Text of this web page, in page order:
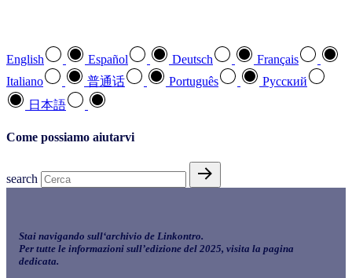
English Español Deutsch
Français
Italiano
普通话 Português
Pусский
日本語
Come possiamo aiutarvi
search
Stai navigando sull‘archivio de Linkontro.
Per tutte le informazioni sull’edizione del 2025, visita la pagina
dedicata.